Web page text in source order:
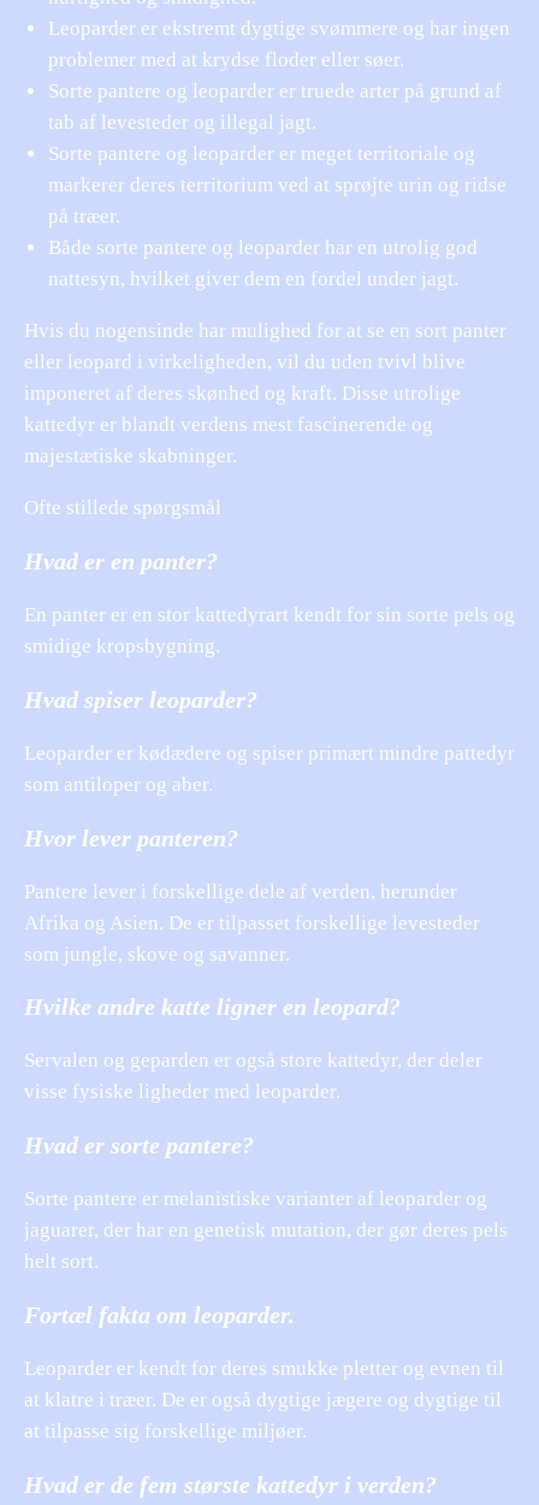
Leoparder er ekstremt dygtige svømmere og har ingen
problemer med at krydse floder eller søer.
Sorte pantere og leoparder er truede arter på grund af
tab af levesteder og illegal jagt.
Sorte pantere og leoparder er meget territoriale og
markerer deres territorium ved at sprøjte urin og ridse
på træer.
Både sorte pantere og leoparder har en utrolig god
nattesyn, hvilket giver dem en fordel under jagt.
Hvis du nogensinde har mulighed for at se en sort panter
eller leopard i virkeligheden, vil du uden tvivl blive
imponeret af deres skønhed og kraft. Disse utrolige
kattedyr er blandt verdens mest fascinerende og
majestætiske skabninger.
Ofte stillede spørgsmål
Hvad er en panter?
En panter er en stor kattedyrart kendt for sin sorte pels og
smidige kropsbygning.
Hvad spiser leoparder?
Leoparder er kødædere og spiser primært mindre pattedyr
som antiloper og aber.
Hvor lever panteren?
Pantere lever i forskellige dele af verden, herunder
Afrika og Asien. De er tilpasset forskellige levesteder
som jungle, skove og savanner.
Hvilke andre katte ligner en leopard?
Servalen og geparden er også store kattedyr, der deler
visse fysiske ligheder med leoparder.
Hvad er sorte pantere?
Sorte pantere er melanistiske varianter af leoparder og
jaguarer, der har en genetisk mutation, der gør deres pels
helt sort.
Fortæl fakta om leoparder.
Leoparder er kendt for deres smukke pletter og evnen til
at klatre i træer. De er også dygtige jægere og dygtige til
at tilpasse sig forskellige miljøer.
Hvad er de fem største kattedyr i verden?